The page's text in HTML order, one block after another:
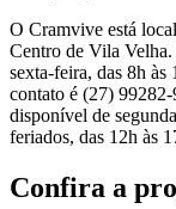
O Cramvive está
Centro de Vila Velha.
sexta-feira, das 8h às
contato é (27)
disponível de
feriados, das 12h às
Confira a